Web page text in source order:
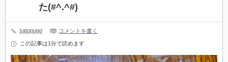
た(#^.^#)
satopugo コメントを書く
この記事は1分で読めます